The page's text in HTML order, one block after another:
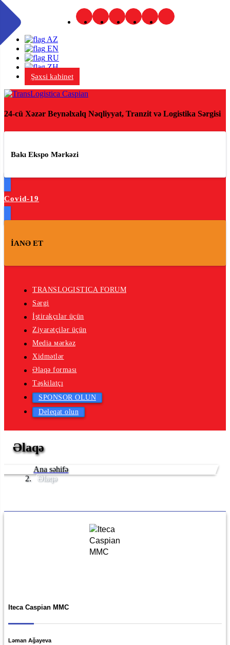
AZ
EN
RU
ZH
Şəxsi kabinet
24-cü Xəzər Beynəlxalq Nəqliyyat, Tranzit və Logistika Sərgisi
Bakı Ekspo Mərkəzi
Covid-19
İANƏ ET
TRANSLOGISTICA FORUM
Sərgi
İştirakçılar üçün
Ziyarətçilər üçün
Media мərkəz
Xidmətlər
Əlaqə forması
Təşkilatçı
SPONSOR OLUN
Deleqat olun
Əlaqə
Ana səhifə
Əlaqə
Iteca Caspian MMC
Ləman Ağayeva